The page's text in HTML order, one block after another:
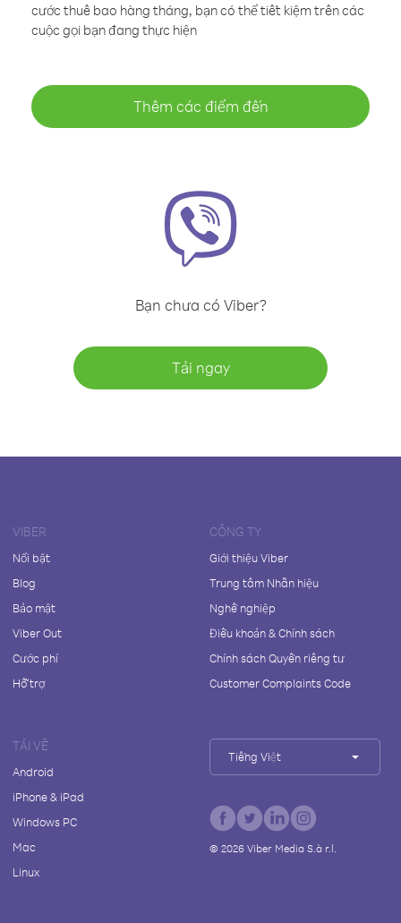
cước thuê bao hàng tháng, bạn có thể tiết kiệm trên các
cuộc gọi bạn đang thực hiện
Thêm các điểm đến
Bạn chưa có Viber?
Tải ngay
VIBER
Nổi bật
Blog
Bảo mật
Viber Out
Cước phí
Hỗ trợ
CÔNG TY
Giới thiệu Viber
Trung tâm Nhãn hiệu
Nghề nghiệp
Điều khoản & Chính sách
Chính sách Quyền riêng tư
Customer Complaints Code
TẢI VỀ
Android
iPhone & iPad
Windows PC
Mac
Linux
Tiếng Việt
© 2026Viber Media S.à r.l.